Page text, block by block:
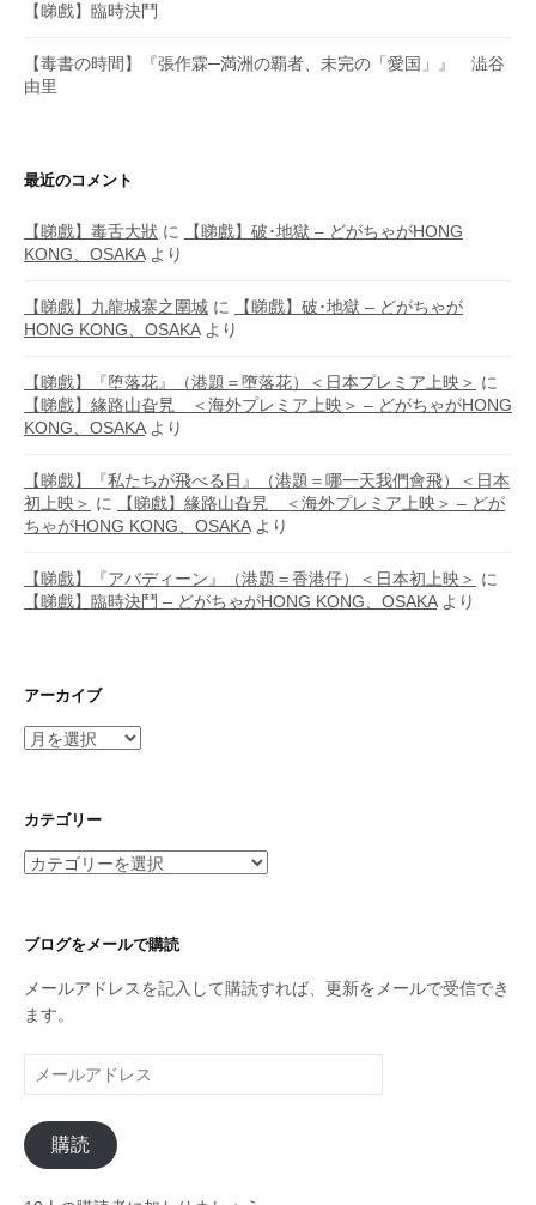
【睇戲】臨時決鬥
【毒書の時間】『張作霖─満洲の覇者、未完の「愛国」』 澁谷
由里
最近のコメント
【睇戲】毒舌大狀 に
【睇戲】破･地獄 – どがちゃがHONG
KONG、OSAKAより
【睇戲】九龍城寨之圍城 に
【睇戲】破･地獄 – どがちゃが
HONG KONG、OSAKAより
【睇戲】『堕落花』（港題＝墮落花）＜日本プレミア上映＞ に
【睇戲】緣路山旮旯 ＜海外プレミア上映＞ – どがちゃがHONG
KONG、OSAKAより
【睇戲】『私たちが飛べる日』（港題＝哪一天我們會飛）＜日本
初上映＞ に
【睇戲】緣路山旮旯 ＜海外プレミア上映＞ – どが
ちゃがHONG KONG、OSAKAより
【睇戲】『アバディーン』（港題＝香港仔）＜日本初上映＞ に
【睇戲】臨時決鬥 – どがちゃがHONG KONG、OSAKAより
アーカイブ
ア
イ
カテゴリー
カ
リ
ブログをメールで購読
メールアドレスを記入して購読すれば、更新をメールで受信でき
ます。
ー
ル
ア
ド
レ
購読